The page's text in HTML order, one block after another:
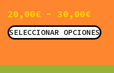
20,00€ - 30,00€
SELECCIONAR OPCIONES